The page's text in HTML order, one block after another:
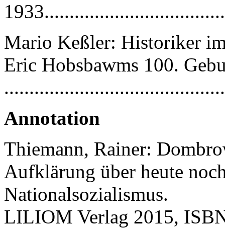
Mario Keßler: Historiker
Eric Hobsbawms 100.
Annotation
Thiemann, Rainer:
Aufklärung über heute
Nationalsozialismus.
LILIOM Verlag 2015,